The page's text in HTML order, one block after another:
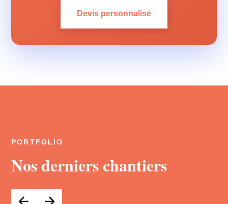
Devis personnalisé
PORTFOLIO
Nos derniers chantiers